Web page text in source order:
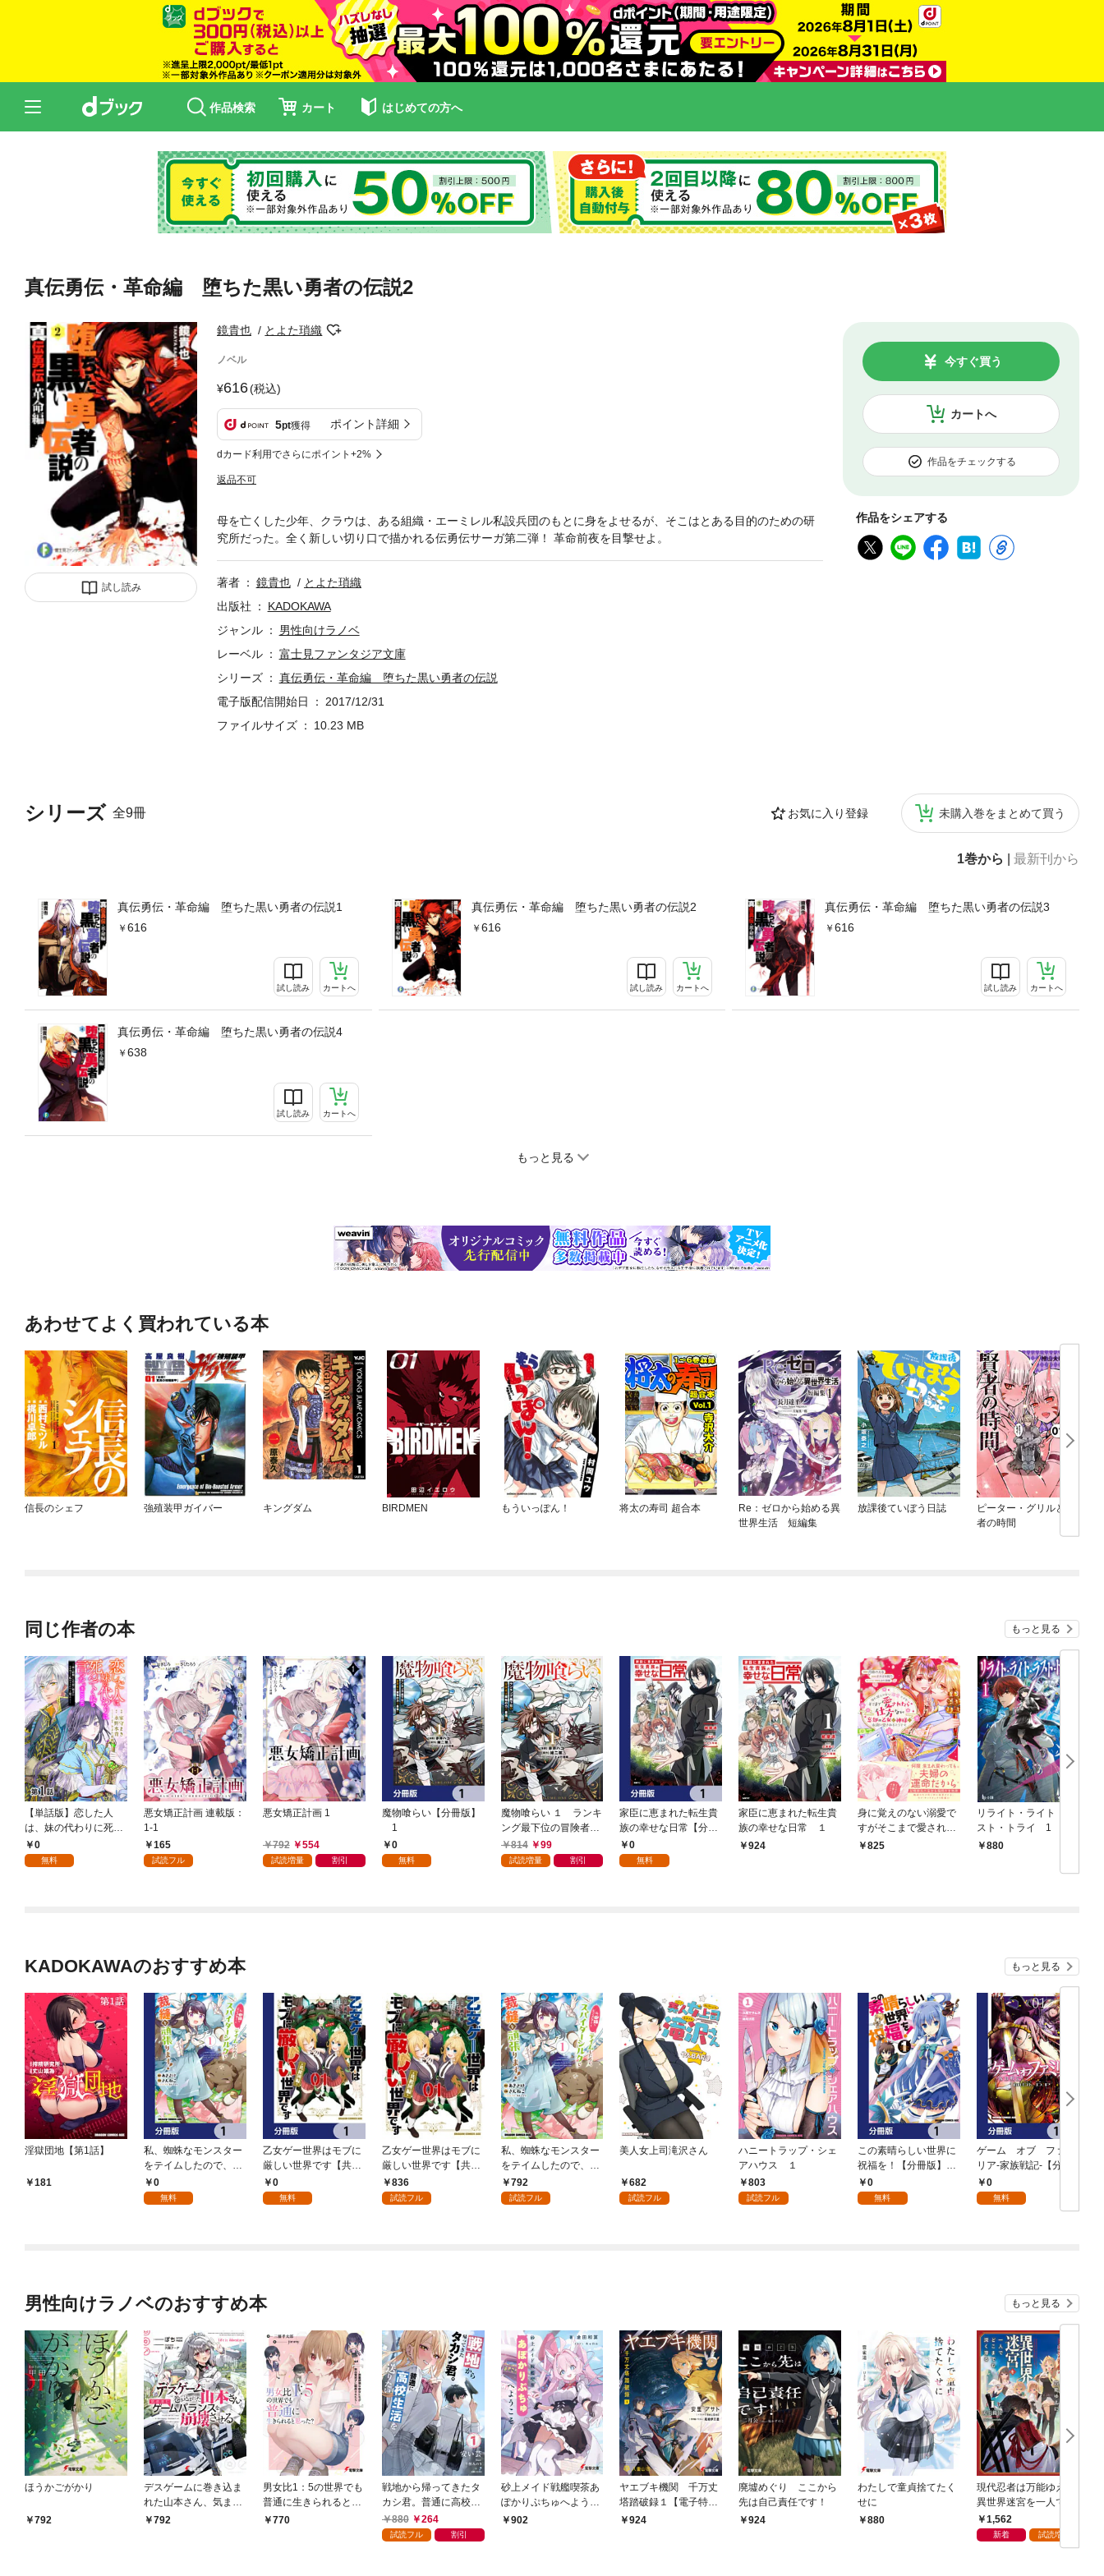
作品検索 カート はじめての方へ
真伝勇伝・革命編 堕ちた黒い勇者の伝説2
試し読み
鏡貴也 とよた瑣織
ノベル
616(税込)
5pt獲得 ポイント詳細
dカード利用でさらにポイント+2%
返品不可
カートへ
今すぐ買う
作品をチェックする
作品をシェアする
シリーズ 全9冊 お気に入り登録 未購入巻をまとめて買う
1巻から 最新刊から
真伝勇伝・革命編 堕ちた黒い勇者の伝説1
616
試し読み カートへ
真伝勇伝・革命編 堕ちた黒い勇者の伝説2
616
試し読み カートへ
真伝勇伝・革命編 堕ちた黒い勇者の伝説3
616
試し読み カートへ
真伝勇伝・革命編 堕ちた黒い勇者の伝説4
638
試し読み カートへ
もっと見る
母を亡くした少年、クラウは、ある組織・エーミレル私設兵団のもとに身をよせるが、そこはとある目的のための研
究所だった。全く新しい切り口で描かれる伝勇伝サーガ第二弾！ 革命前夜を目撃せよ。
著者 鏡貴也
とよた瑣織
出版社
KADOKAWA
ジャンル
男性向けラノベ
レーベル
富士見ファンタジア文庫
シリーズ
真伝勇伝・革命編 堕ちた黒い勇者の伝説
電子版配信開始日
2017/12/31
ファイルサイズ
10.23 MB
あわせてよく買われている本
信長のシェフ 強殖装甲ガイバー キングダム BIRDMEN もういっぽん！ 将太の寿司 超合本
Re：ゼロから始める異
世界生活 短編集
放課後ていぼう日誌
ピーター・グリルと賢
者の時間
同じ作者の本 もっと見る
【単話版】恋した人
は、妹の代わりに死ん
でくれと言った。―妹
と結婚した片思い相手
0
無料
悪女矯正計画 連載版：
1-1
165
試読フル
悪女矯正計画 1
792 554
試読増量 割引
魔物喰らい【分冊版】
1
0
無料
魔物喰らい １ ランキ
ング最下位の冒険者は
魔物の力で最強へ
814 99
試読増量 割引
家臣に恵まれた転生貴
族の幸せな日常【分冊
版】 1
0
無料
家臣に恵まれた転生貴
族の幸せな日常 １
924
身に覚えのない溺愛で
すがそこまで愛された
ら仕方ない 忘却の乙
825
リライト・ライト・ラ
スト・トライ 1
880
KADOKAWAのおすすめ本 もっと見る
淫獄団地【第1話】
181
私、蜘蛛なモンスター
をテイムしたので、ス
パイダーシルクで裁縫
を頑張ります！【分冊
0
無料
乙女ゲー世界はモブに
厳しい世界です【共和
国編】【分冊版】 1
0
無料
乙女ゲー世界はモブに
厳しい世界です【共和
国編】 ０１
836
試読フル
私、蜘蛛なモンスター
をテイムしたので、ス
パイダーシルクで裁縫
を頑張ります！ 1
792
試読フル
美人女上司滝沢さん
682
試読フル
ハニートラップ・シェ
アハウス １
803
試読フル
この素晴らしい世界に
祝福を！【分冊版】
1 0
無料
ゲーム オブ ファミ
リア-家族戦記-【分冊
版】 1
0
無料
男性向けラノベのおすすめ本 もっと見る
ほうかごがかり
792
デスゲームに巻き込ま
れた山本さん、気まま
にゲームバランスを崩
792
男女比1：5の世界でも
普通に生きられると思
った？ ～激重感情な
770
戦地から帰ってきたタ
カシ君。普通に高校生
活を送りたい【電子版
特典付】１
880 264
試読フル 割引
砂上メイド戦艦喫茶あ
ぽかりぷちゅへようこ
そ902
ヤエブキ機関 千万丈
塔踏破録１【電子特別
版】924
廃墟めぐり ここから
先は自己責任です！
924
わたしで童貞捨てたく
せに
880
現代忍者は万能ゆえに
異世界迷宮を一人でど
こまでも深く潜る 1
1,562
新着 試読増量